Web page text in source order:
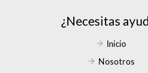
¿Necesitas
Inicio
Nosotros